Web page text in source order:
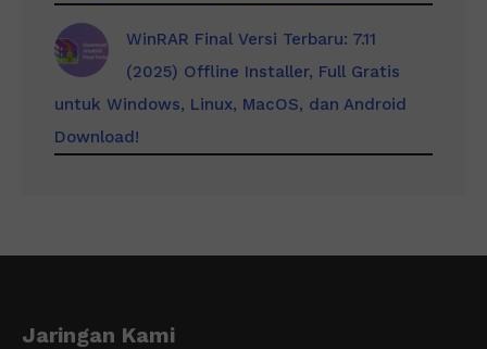
WinRAR Final Versi Terbaru: 7.11
(2025) Offline Installer, Full Gratis
untuk Windows, Linux, MacOS, dan Android
Download!
Jaringan Kami